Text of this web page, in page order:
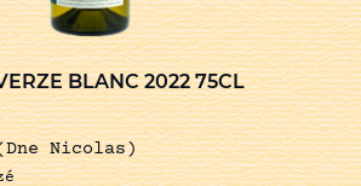
BLANC 2022 75CL
Nicolas)